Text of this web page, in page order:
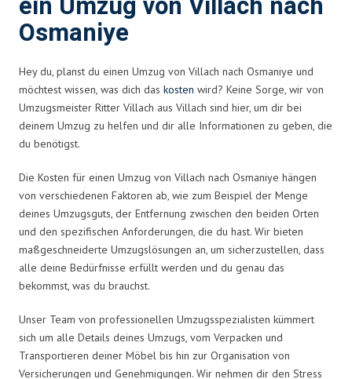
Osmaniye
Hey du, planst du einen Umzug von Villach nach Osmaniye und
möchtest wissen, was dich das kosten wird? Keine Sorge, wir von
Umzugsmeister Ritter Villach aus Villach sind hier, um dir bei
deinem Umzug zu helfen und dir alle Informationen zu geben, die
du benötigst.
Die Kosten für einen Umzug von Villach nach Osmaniye hängen
von verschiedenen Faktoren ab, wie zum Beispiel der Menge
deines Umzugsguts, der Entfernung zwischen den beiden Orten
und den spezifischen Anforderungen, die du hast. Wir bieten
maßgeschneiderte Umzugslösungen an, um sicherzustellen, dass
alle deine Bedürfnisse erfüllt werden und du genau das
bekommst, was du brauchst.
Unser Team von professionellen Umzugsspezialisten kümmert
sich um alle Details deines Umzugs, vom Verpacken und
Transportieren deiner Möbel bis hin zur Organisation von
Versicherungen und Genehmigungen. Wir nehmen dir den Stress